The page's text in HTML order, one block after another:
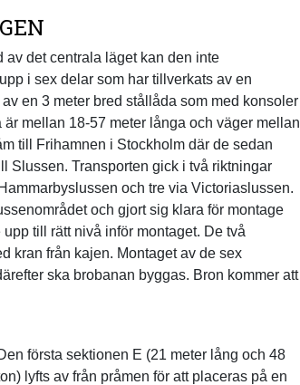
det centrala läget kan den inte
i sex delar som har tillverkats av en
en 3 meter bred stållåda som med konsoler
mellan 18-57 meter långa och väger mellan
till Frihamnen i Stockholm där de sedan
Slussen. Transporten gick i två riktningar
och tre via Victoriaslussen.
och gjort sig klara för montage
till rätt nivå inför montaget. De två
kran från kajen. Montaget av de sex
ska brobanan byggas. Bron kommer att
första sektionen E (21 meter lång och 48
lyfts av från pråmen för att placeras på en